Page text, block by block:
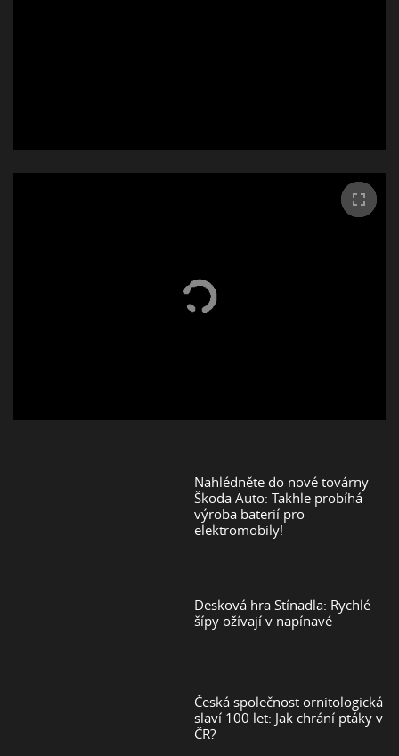
Nahlédněte do nové továrny
Škoda Auto: Takhle probíhá
výroba baterií pro
elektromobily!
Desková hra Stínadla: Rychlé
šípy ožívají v napínavé
Česká společnost ornitologická
slaví 100 let: Jak chrání ptáky v
ČR?